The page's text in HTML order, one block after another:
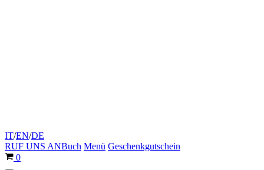
IT/EN/DE
RUF UNS ANBuch Menü Geschenkgutschein
Warenkorb
0